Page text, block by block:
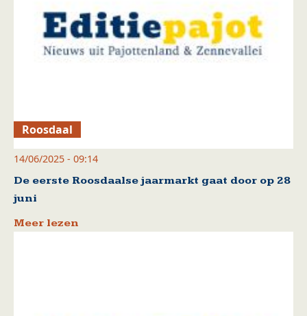
Roosdaal
14/06/2025 - 09:14
De eerste Roosdaalse jaarmarkt gaat door op 28
juni
Meer lezen